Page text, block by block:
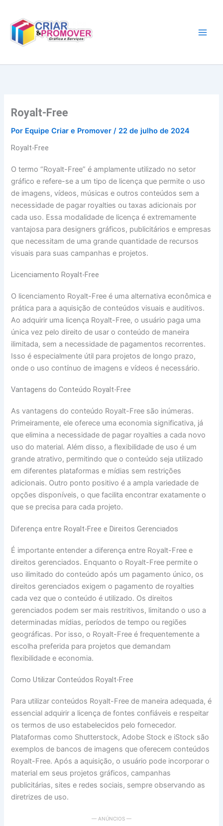
conteúdo
Royalt-Free
Por Equipe Criar e Promover/ 22 de julho de 2024
Royalt-Free
O termo “Royalt-Free” é amplamente utilizado no setor
gráfico e refere-se a um tipo de licença que permite o uso
de imagens, vídeos, músicas e outros conteúdos sem a
necessidade de pagar royalties ou taxas adicionais por
cada uso. Essa modalidade de licença é extremamente
vantajosa para designers gráficos, publicitários e empresas
que necessitam de uma grande quantidade de recursos
visuais para suas campanhas e projetos.
Licenciamento Royalt-Free
O licenciamento Royalt-Free é uma alternativa econômica e
prática para a aquisição de conteúdos visuais e auditivos.
Ao adquirir uma licença Royalt-Free, o usuário paga uma
única vez pelo direito de usar o conteúdo de maneira
ilimitada, sem a necessidade de pagamentos recorrentes.
Isso é especialmente útil para projetos de longo prazo,
onde o uso contínuo de imagens e vídeos é necessário.
Vantagens do Conteúdo Royalt-Free
As vantagens do conteúdo Royalt-Free são inúmeras.
Primeiramente, ele oferece uma economia significativa, já
que elimina a necessidade de pagar royalties a cada novo
uso do material. Além disso, a flexibilidade de uso é um
grande atrativo, permitindo que o conteúdo seja utilizado
em diferentes plataformas e mídias sem restrições
adicionais. Outro ponto positivo é a ampla variedade de
opções disponíveis, o que facilita encontrar exatamente o
que se precisa para cada projeto.
Diferença entre Royalt-Free e Direitos Gerenciados
É importante entender a diferença entre Royalt-Free e
direitos gerenciados. Enquanto o Royalt-Free permite o
uso ilimitado do conteúdo após um pagamento único, os
direitos gerenciados exigem o pagamento de royalties
cada vez que o conteúdo é utilizado. Os direitos
gerenciados podem ser mais restritivos, limitando o uso a
determinadas mídias, períodos de tempo ou regiões
geográficas. Por isso, o Royalt-Free é frequentemente a
escolha preferida para projetos que demandam
flexibilidade e economia.
Como Utilizar Conteúdos Royalt-Free
Para utilizar conteúdos Royalt-Free de maneira adequada, é
essencial adquirir a licença de fontes confiáveis e respeitar
os termos de uso estabelecidos pelo fornecedor.
Plataformas como Shutterstock, Adobe Stock e iStock são
exemplos de bancos de imagens que oferecem conteúdos
Royalt-Free. Após a aquisição, o usuário pode incorporar o
material em seus projetos gráficos, campanhas
publicitárias, sites e redes sociais, sempre observando as
diretrizes de uso.
— ANÚNCIOS —